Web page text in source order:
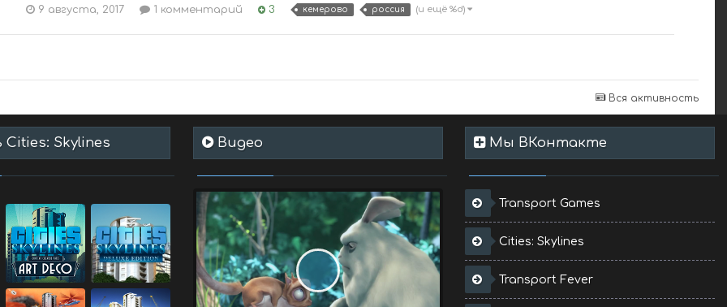
9 августа, 2017 1 комментарий 3 кемерово россия (и ещё %d)
Вся активность
Skylines Видео Мы ВКонтакте
Transport Games
Cities: Skylines
Transport Fever